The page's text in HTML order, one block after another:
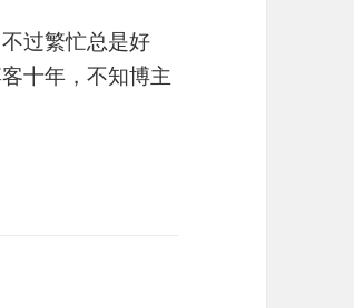
过繁忙总是好
十年，不知博主